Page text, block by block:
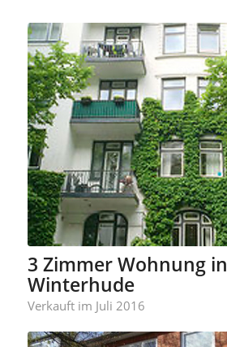
3 Zimmer Wohnung in
Winterhude
Verkauft im Juli 2016